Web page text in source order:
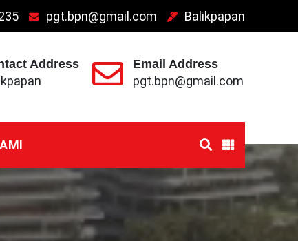
pgt.bpn@gmail.com Balikpapan
Address Email Address
pgt.bpn@gmail.com